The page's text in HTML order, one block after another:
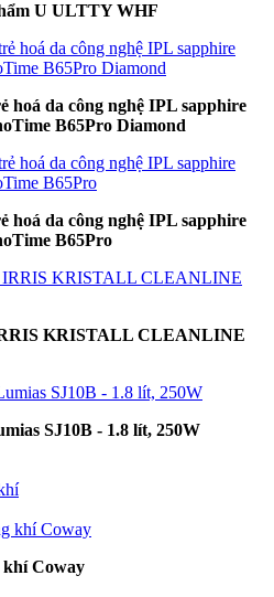
U ULTTY WHF
hoá da công nghệ IPL sapphire
B65Pro Diamond
hoá da công nghệ IPL sapphire
B65Pro
KRISTALL CLEANLINE
SJ10B - 1.8 lít, 250W
khí Coway